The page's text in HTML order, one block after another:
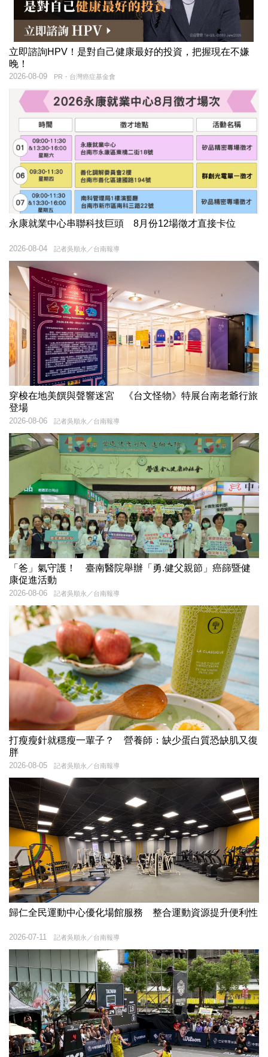
立即諮詢HPV！是對自己健康最好的投資，把握現在不嫌
晚！
PR・台灣癌症基金會
2026-08-09
永康就業中心串聯科技巨頭 8月份12場徵才直接卡位
記者吳順永／台南報導
2026-08-04
穿梭在地美饌與聲響迷宮 《台文怪物》特展台南老爺行旅
登場
記者吳順永／台南報導
2026-08-06
「爸」氣守護！ 臺南醫院舉辦「勇.健父親節」癌篩暨健
康促進活動
記者吳順永／台南報導
2026-08-06
打瘦瘦針就穩瘦一輩子？ 營養師：缺少蛋白質恐缺肌又復
胖
記者吳順永／台南報導
2026-08-05
歸仁全民運動中心優化場館服務 整合運動資源提升便利性
記者吳順永／台南報導
2026-07-11